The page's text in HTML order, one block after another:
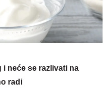
neće se razlivati na
radi